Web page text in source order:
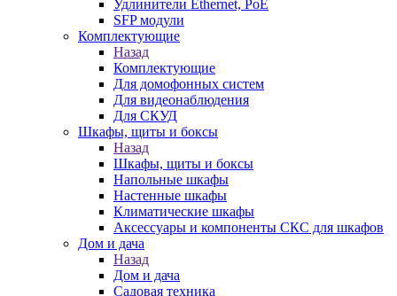
Удлинители Ethernet, PoE
SFP модули
Комплектующие
Назад
Комплектующие
Для домофонных систем
Для видеонаблюдения
Для СКУД
Шкафы, щиты и боксы
Назад
Шкафы, щиты и боксы
Напольные шкафы
Настенные шкафы
Климатические шкафы
Аксессуары и компоненты СКС для шкафов
Дом и дача
Назад
Дом и дача
Садовая техника